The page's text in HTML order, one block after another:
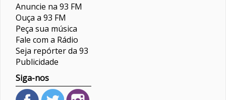
Anuncie na 93 FM
Ouça a 93 FM
Peça sua música
Fale com a Rádio
Seja repórter da 93
Publicidade
Siga-nos